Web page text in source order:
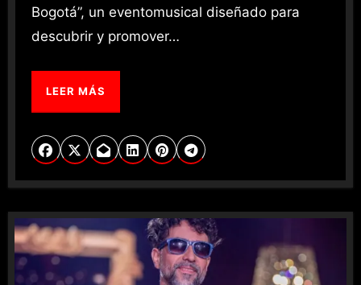
Bogotá”, un eventomusical diseñado para
descubrir y promover…
LEER MÁS